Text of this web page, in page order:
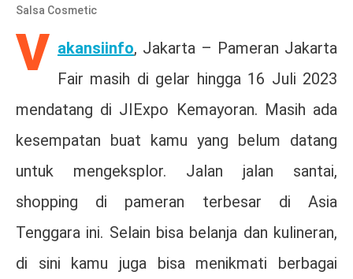
Salsa Cosmetic
V akansiinfo, Jakarta – Pameran Jakarta
Fair masih di gelar hingga 16 Juli 2023
mendatang di JIExpo Kemayoran. Masih ada
kesempatan buat kamu yang belum datang
untuk mengeksplor. Jalan jalan santai,
shopping di pameran terbesar di Asia
Tenggara ini. Selain bisa belanja dan kulineran,
di sini kamu juga bisa menikmati berbagai